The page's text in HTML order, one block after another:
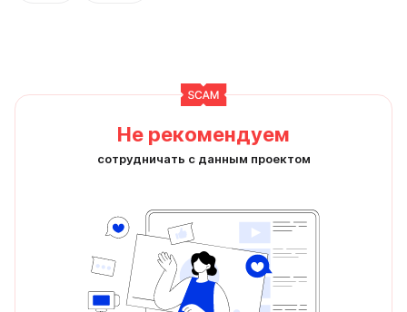
Не рекомендуем
сотрудничать с данным проектом